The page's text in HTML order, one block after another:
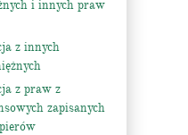
i innych praw
z innych
z praw z
zapisanych